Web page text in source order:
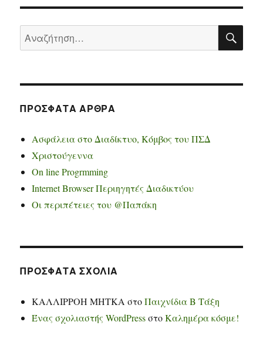
Αναζήτηση
για:
ΠΡΌΣΦΑΤΑ ΆΡΘΡΑ
Ασφάλεια στο Διαδίκτυο, Κόμβος του ΠΣΔ
Χριστούγεννα
On line Progrmming
Internet Browser Περιηγητές Διαδικτύου
Οι περιπέτειες του @Παπάκη
ΠΡΌΣΦΑΤΑ ΣΧΌΛΙΑ
ΚΑΛΛΙΡΡΟΗ ΜΗΤΚΑ στοΠαιχνίδια Β Τάξη
Ένας σχολιαστής WordPressστοΚαλημέρα κόσμε!